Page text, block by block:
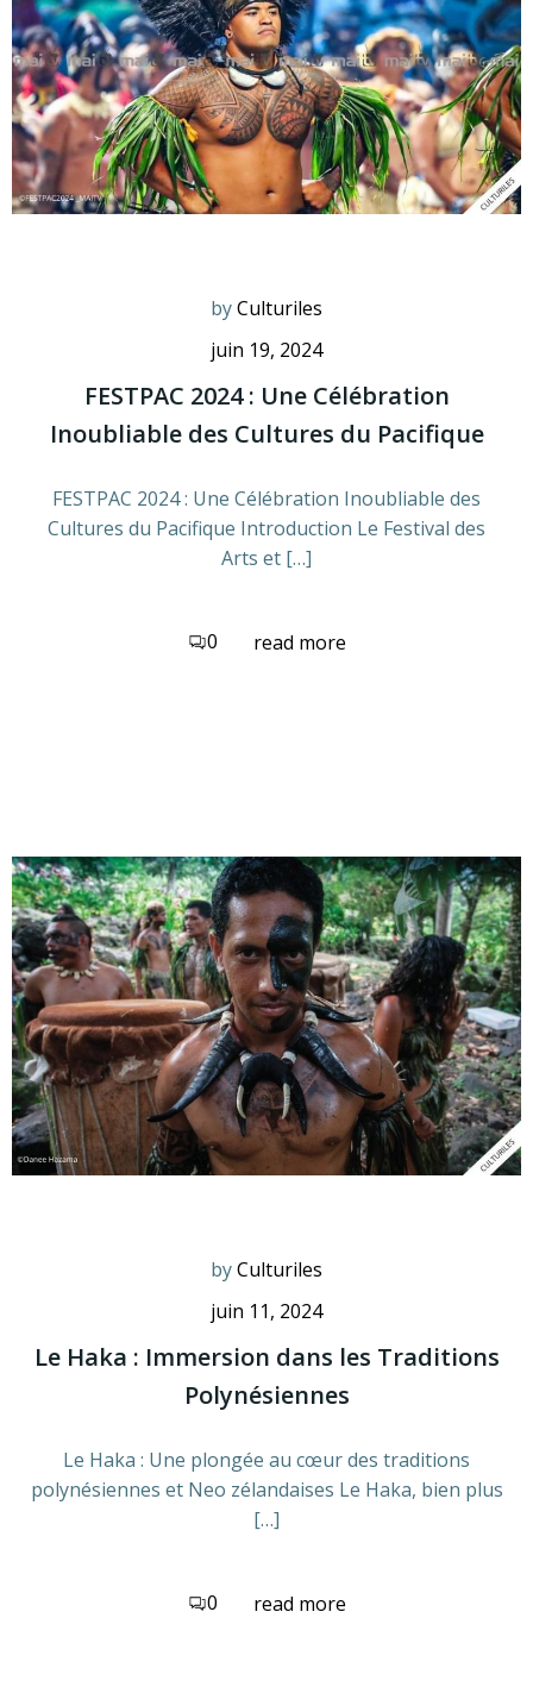
byCulturiles
juin 19, 2024
FESTPAC 2024 : Une Célébration
Inoubliable des Cultures du Pacifique
FESTPAC 2024 : Une Célébration Inoubliable des
Cultures du Pacifique Introduction Le Festival des
Arts et […]
0 read more
byCulturiles
juin 11, 2024
Le Haka : Immersion dans les Traditions
Polynésiennes
Le Haka : Une plongée au cœur des traditions
polynésiennes et Neo zélandaises Le Haka, bien plus
[…]
0 read more